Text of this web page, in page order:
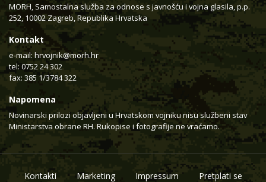
MORH, Samostalna služba za odnose s javnošću i vojna glasila, p.p.
252, 10002 Zagreb, Republika Hrvatska
Kontakt
e-mail: hrvojnik@morh.hr
tel: 0752 24 302
fax: 385 1/3784 322
Napomena
Novinarski prilozi objavljeni u Hrvatskom vojniku nisu službeni stav
Ministarstva obrane RH. Rukopise i fotografije ne vraćamo.
Kontakti Marketing Impressum
Pretplati se